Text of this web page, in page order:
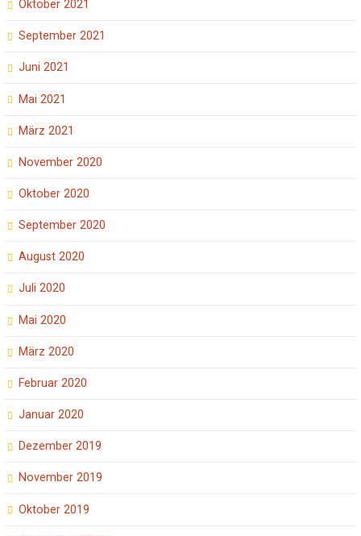
Oktober 2021
September 2021
Juni 2021
Mai 2021
März 2021
November 2020
Oktober 2020
September 2020
August 2020
Juli 2020
Mai 2020
März 2020
Februar 2020
Januar 2020
Dezember 2019
November 2019
Oktober 2019